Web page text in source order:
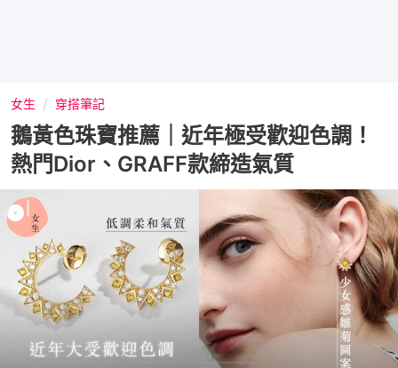
女生 穿搭筆記
鵝黃色珠寶推薦｜近年極受歡迎色調！
熱門Dior、GRAFF款締造氣質